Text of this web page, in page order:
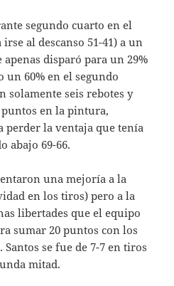
segundo cuarto en el
al descanso 51-41) a un
disparó para un 29%
un 60% en el segundo
solamente seis rebotes y
en la pintura,
perder la ventaja que tenía
abajo 69-66.
una mejoría a la
en los tiros) pero a la
libertades que el equipo
sumar 20 puntos con los
se fue de 7-7 en tiros
mitad.